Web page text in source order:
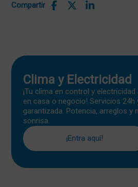
Compartir
Clima y Electricidad
¡Tu clima en control y
en casa o negocio! Servicios 24h
garantizada. Potencia, arreglos y
sonrisa.
¡Entra aquí!